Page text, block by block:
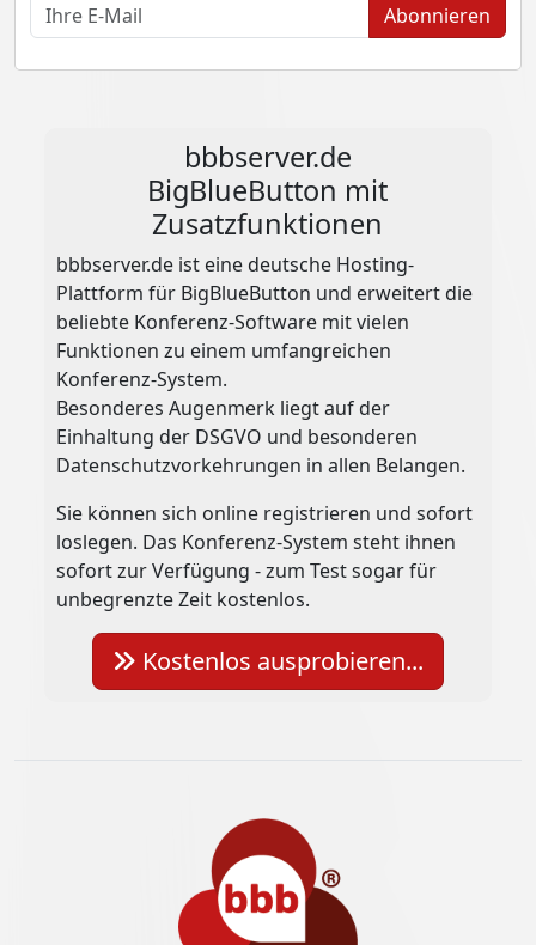
Abonnieren
bbbserver.de
BigBlueButton mit
Zusatzfunktionen
bbbserver.de ist eine deutsche Hosting-
Plattform für BigBlueButton und erweitert die
beliebte Konferenz-Software mit vielen
Funktionen zu einem umfangreichen
Konferenz-System.
Besonderes Augenmerk liegt auf der
Einhaltung der DSGVO und besonderen
Datenschutzvorkehrungen in allen Belangen.
Sie können sich online registrieren und sofort
loslegen. Das Konferenz-System steht ihnen
sofort zur Verfügung - zum Test sogar für
unbegrenzte Zeit kostenlos.
Kostenlos ausprobieren...